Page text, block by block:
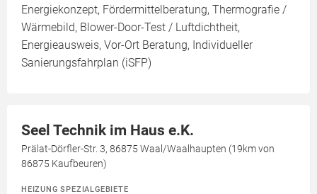
Energiekonzept, Fördermittelberatung, Thermografie /
Wärmebild, Blower-Door-Test / Luftdichtheit,
Energieausweis, Vor-Ort Beratung, Individueller
Sanierungsfahrplan (iSFP)
Seel Technik im Haus e.K.
Prälat-Dörfler-Str. 3, 86875 Waal/Waalhaupten (19km von
86875 Kaufbeuren)
HEIZUNG SPEZIALGEBIETE